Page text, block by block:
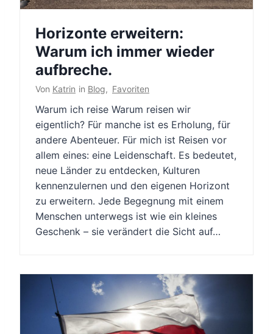
Horizonte erweitern:
Warum ich immer wieder
aufbreche.
Von Katrin in Blog, Favoriten
Warum ich reise Warum reisen wir
eigentlich? Für manche ist es Erholung, für
andere Abenteuer. Für mich ist Reisen vor
allem eines: eine Leidenschaft. Es bedeutet,
neue Länder zu entdecken, Kulturen
kennenzulernen und den eigenen Horizont
zu erweitern. Jede Begegnung mit einem
Menschen unterwegs ist wie ein kleines
Geschenk – sie verändert die Sicht auf…